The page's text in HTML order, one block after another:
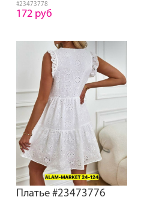
#23473778
172 руб
Платье #23473776